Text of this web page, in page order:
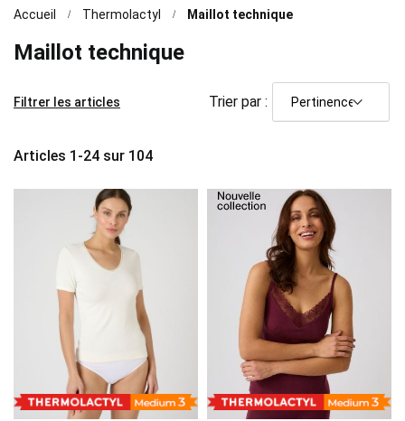
Accueil Thermolactyl Maillot technique
Maillot technique
Articles 1 -24 sur 104
Trier par :
Filtrer les articles